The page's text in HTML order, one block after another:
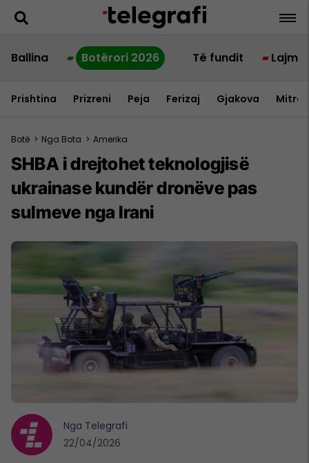
Ballina Botërori 2026 Të fundit Lajme
Prishtina Prizreni Peja Ferizaj Gjakova
Botë > Nga Bota > Amerika
SHBA i drejtohet teknologjisë
ukrainase kundër dronëve pas
sulmeve nga Irani
Nga Telegrafi
22/04/2026